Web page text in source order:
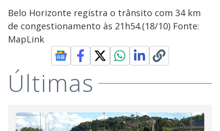
Belo Horizonte registra o trânsito com 34 km
de congestionamento às 21h54.(18/10) Fonte:
MapLink
Últimas